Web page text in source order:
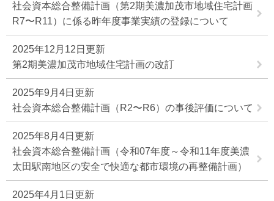
社会資本総合整備計画（第2期美濃加茂市地域住宅計画
R7〜R11）に係る昨年度事業実績の登録について
2025年12月12日更新
第2期美濃加茂市地域住宅計画の改訂
2025年9月4日更新
社会資本総合整備計画（R2〜R6）の事後評価について
2025年8月4日更新
社会資本総合整備計画（令和07年度～令和11年度美濃
太田駅南地区の安全で快適な都市環境の再整備計画）
2025年4月1日更新